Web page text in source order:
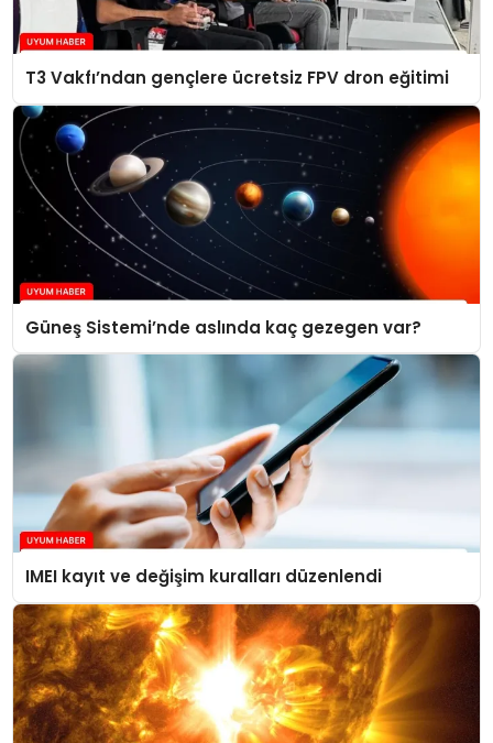
T3 Vakfı’ndan gençlere ücretsiz FPV dron eğitimi
Güneş Sistemi’nde aslında kaç gezegen var?
IMEI kayıt ve değişim kuralları düzenlendi